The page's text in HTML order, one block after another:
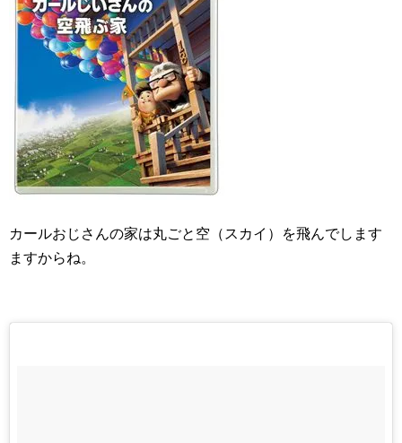
カールおじさんの家は丸ごと空（スカイ）を飛んでします
ますからね。